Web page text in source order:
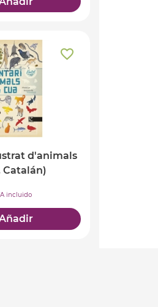
d'animals
Catalán)
incluido